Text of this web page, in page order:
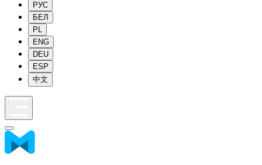
РУС
БЕЛ
PL
ENG
DEU
ESP
中文